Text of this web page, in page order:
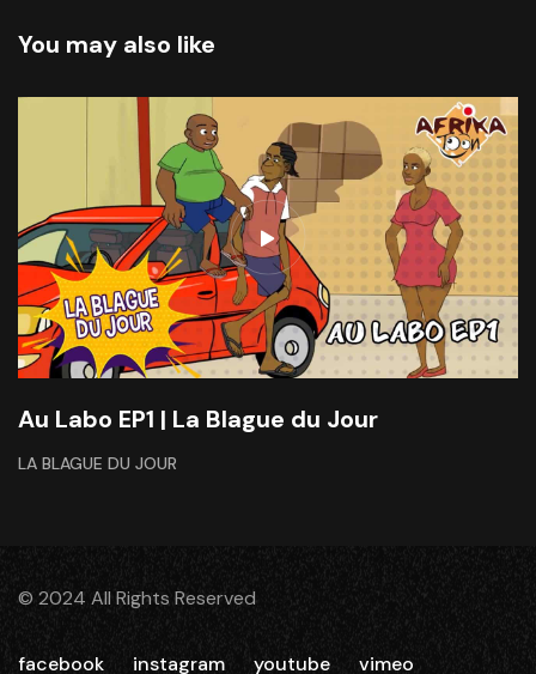
You may also like
Au Labo EP1 | La Blague du Jour
LA BLAGUE DU JOUR
© 2024 All Rights Reserved
facebook instagram youtube vimeo